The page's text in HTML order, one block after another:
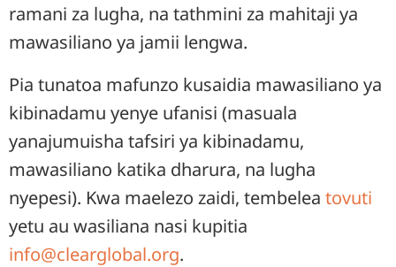
ramani za lugha, na tathmini za mahitaji ya
mawasiliano ya jamii lengwa.
Pia tunatoa mafunzo kusaidia mawasiliano ya
kibinadamu yenye ufanisi (masuala
yanajumuisha tafsiri ya kibinadamu,
mawasiliano katika dharura, na lugha
nyepesi). Kwa maelezo zaidi, tembelea tovuti
yetu au wasiliana nasi kupitia
info@clearglobal.org.